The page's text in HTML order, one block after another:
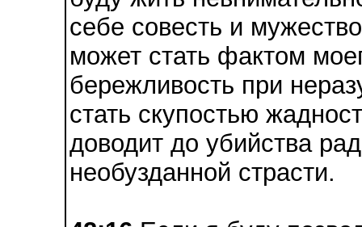
себе совесть и
может стать фактом
бережливость при
стать скупостью
доводит до убийства
необузданной страсти.